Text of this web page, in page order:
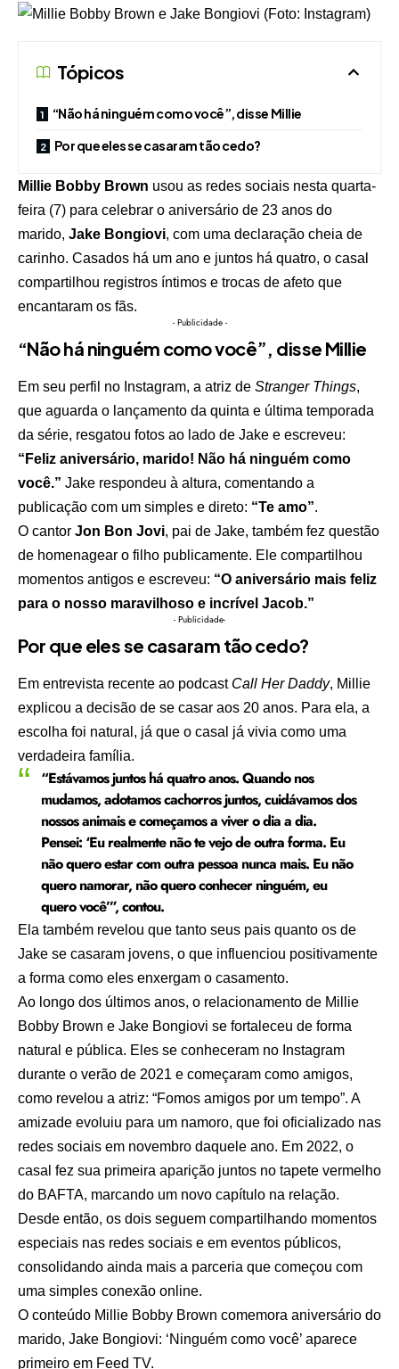
Tópicos
“Não há ninguém como você”, disse Millie
Por que eles se casaram tão cedo?
Millie Bobby Brown usou as redes sociais nesta quarta-
feira (7) para celebrar o aniversário de 23 anos do
marido, Jake Bongiovi, com uma declaração cheia de
carinho. Casados há um ano e juntos há quatro, o casal
compartilhou registros íntimos e trocas de afeto que
encantaram os fãs.
- Publicidade -
“Não há ninguém como você”, disse Millie
Em seu perfil no Instagram, a atriz de Stranger Things,
que aguarda o lançamento da quinta e última temporada
da série, resgatou fotos ao lado de Jake e escreveu:
“Feliz aniversário, marido! Não há ninguém como
você.” Jake respondeu à altura, comentando a
publicação com um simples e direto: “Te amo”.
O cantor Jon Bon Jovi, pai de Jake, também fez questão
de homenagear o filho publicamente. Ele compartilhou
momentos antigos e escreveu: “O aniversário mais feliz
para o nosso maravilhoso e incrível Jacob.”
- Publicidade-
Por que eles se casaram tão cedo?
Em entrevista recente ao podcast Call Her Daddy, Millie
explicou a decisão de se casar aos 20 anos. Para ela, a
escolha foi natural, já que o casal já vivia como uma
verdadeira família.
“Estávamos juntos há quatro anos. Quando nos
mudamos, adotamos cachorros juntos, cuidávamos dos
nossos animais e começamos a viver o dia a dia.
Pensei: ‘Eu realmente não te vejo de outra forma. Eu
não quero estar com outra pessoa nunca mais. Eu não
quero namorar, não quero conhecer ninguém, eu
quero você’”, contou.
Ela também revelou que tanto seus pais quanto os de
Jake se casaram jovens, o que influenciou positivamente
a forma como eles enxergam o casamento.
Ao longo dos últimos anos, o relacionamento de Millie
Bobby Brown e Jake Bongiovi se fortaleceu de forma
natural e pública. Eles se conheceram no Instagram
durante o verão de 2021 e começaram como amigos,
como revelou a atriz: “Fomos amigos por um tempo”. A
amizade evoluiu para um namoro, que foi oficializado nas
redes sociais em novembro daquele ano. Em 2022, o
casal fez sua primeira aparição juntos no tapete vermelho
do BAFTA, marcando um novo capítulo na relação.
Desde então, os dois seguem compartilhando momentos
especiais nas redes sociais e em eventos públicos,
consolidando ainda mais a parceria que começou com
uma simples conexão online.
O conteúdo Millie Bobby Brown comemora aniversário do
marido, Jake Bongiovi: ‘Ninguém como você’ aparece
primeiro em Feed TV.